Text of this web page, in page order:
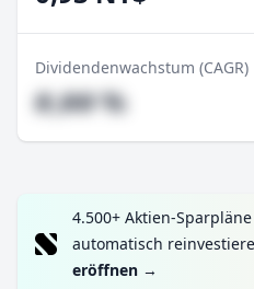
Dividendenwachstum (CAGR)
#,## %
4.500+ Aktien-
automatisch
eröffnen →